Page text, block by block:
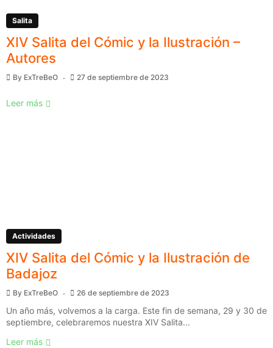
Salita
XIV Salita del Cómic y la Ilustración –
Autores
By ExTreBeO 27 de septiembre de 2023
Leer más
Actividades
XIV Salita del Cómic y la Ilustración de
Badajoz
By ExTreBeO 26 de septiembre de 2023
Un año más, volvemos a la carga. Este fin de semana, 29 y 30 de
septiembre, celebraremos nuestra XIV Salita...
Leer más